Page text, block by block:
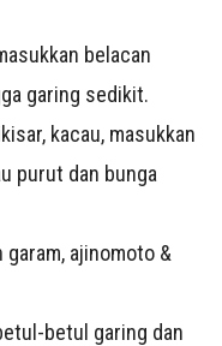
belacan
garing sedikit.
kacau, masukkan
purut dan bunga
garam, ajinomoto &
betul garing dan